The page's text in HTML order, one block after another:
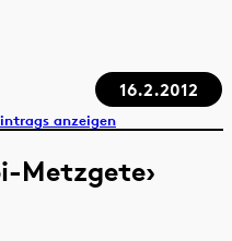
16.2.2012
anzeigen
Metzgete›